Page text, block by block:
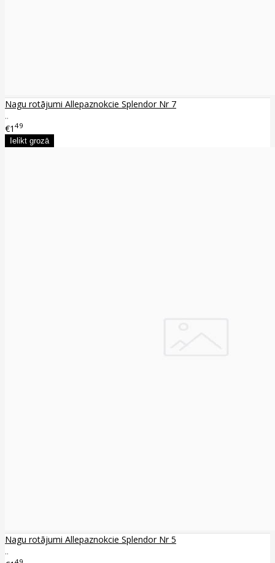
Nagu rotājumi Allepaznokcie Splendor Nr 7
..
€1 49
Nagu rotājumi Allepaznokcie Splendor Nr 5
..